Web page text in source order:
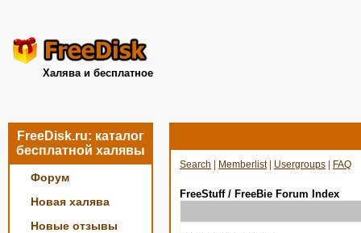
Халява и бесплатное
FreeDisk.ru: каталог
бесплатной халявы
Форум
Новая халява
Новые отзывы
Search Memberlist| Usergroups FAQ
FreeStuff / FreeBie Forum Index